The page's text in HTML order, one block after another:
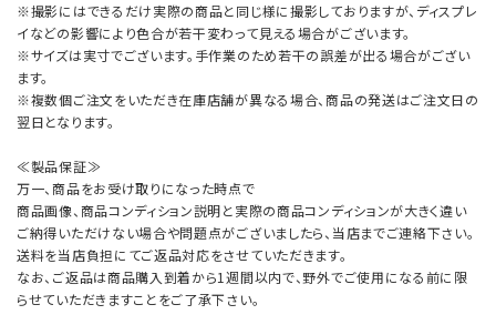
※撮影にはできるだけ実際の商品と同じ様に撮影しておりますが、ディスプレ
イなどの影響により色合が若干変わって見える場合がございます。
※サイズは実寸でございます。手作業のため若干の誤差が出る場合がござい
ます。
※複数個ご注文をいただき在庫店舗が異なる場合、商品の発送はご注文日の
翌日となります。
≪製品保証≫
万一、商品をお受け取りになった時点で
商品画像、商品コンディション説明と実際の商品コンディションが大きく違い
ご納得いただけない場合や問題点がございましたら、当店までご連絡下さい。
送料を当店負担にてご返品対応をさせていただきます。
なお、ご返品は商品購入到着から1週間以内で、野外でご使用になる前に限
らせていただきますことをご了承下さい。